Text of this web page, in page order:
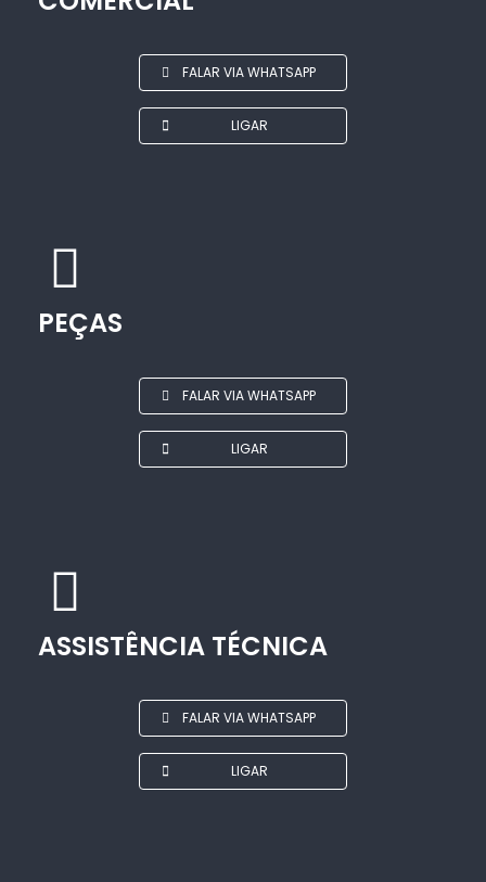
FALAR VIA WHATSAPP
LIGAR
PEÇAS
FALAR VIA WHATSAPP
LIGAR
ASSISTÊNCIA TÉCNICA
FALAR VIA WHATSAPP
LIGAR